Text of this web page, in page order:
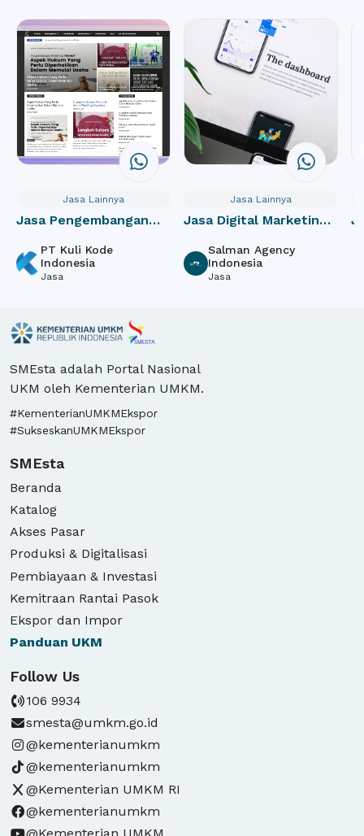
Jasa Lainnya
Jasa Pengembangan
PT Kuli Kode
Indonesia
Jasa
Jasa Lainnya
Jasa Digital Marketing
Salman Agency
Indonesia
Jasa
SMEsta adalah Portal Nasional
UKM oleh Kementerian UMKM.
#KementerianUMKMEkspor
#SukseskanUMKMEkspor
SMEsta
Beranda
Katalog
Akses Pasar
Produksi & Digitalisasi
Pembiayaan & Investasi
Kemitraan Rantai Pasok
Ekspor dan Impor
Panduan UKM
Follow Us
106 9934
smesta@umkm.go.id
@kementerianumkm
@kementerianumkm
@Kementerian UMKM RI
@kementerianumkm